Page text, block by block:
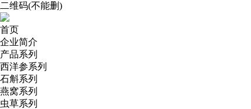
二维码(不能删)
首页
企业简介
产品系列
西洋参系列
石斛系列
燕窝系列
虫草系列